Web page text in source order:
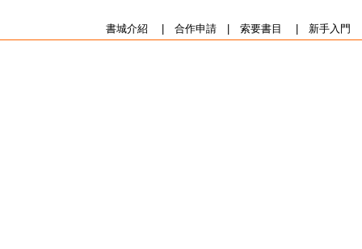
書城介紹 合作申請| 索要書目 新手入門